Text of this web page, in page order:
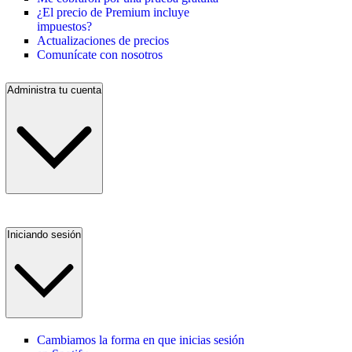
¿El precio de Premium incluye
impuestos?
Actualizaciones de precios
Comunícate con nosotros
Administra tu cuenta
Iniciando sesión
Cambiamos la forma en que inicias sesión